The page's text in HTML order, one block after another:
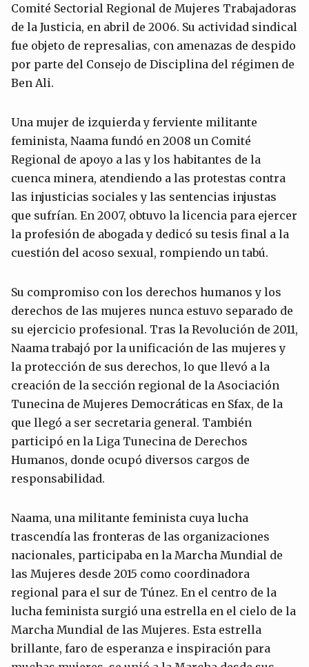
Comité Sectorial Regional de Mujeres Trabajadoras
de la Justicia, en abril de 2006. Su actividad sindical
fue objeto de represalias, con amenazas de despido
por parte del Consejo de Disciplina del régimen de
Ben Ali.
Una mujer de izquierda y ferviente militante
feminista, Naama fundó en 2008 un Comité
Regional de apoyo a las y los habitantes de la
cuenca minera, atendiendo a las protestas contra
las injusticias sociales y las sentencias injustas
que sufrían. En 2007, obtuvo la licencia para ejercer
la profesión de abogada y dedicó su tesis final a la
cuestión del acoso sexual, rompiendo un tabú.
Su compromiso con los derechos humanos y los
derechos de las mujeres nunca estuvo separado de
su ejercicio profesional. Tras la Revolución de 2011,
Naama trabajó por la unificación de las mujeres y
la protección de sus derechos, lo que llevó a la
creación de la sección regional de la Asociación
Tunecina de Mujeres Democráticas en Sfax, de la
que llegó a ser secretaria general. También
participó en la Liga Tunecina de Derechos
Humanos, donde ocupó diversos cargos de
responsabilidad.
Naama, una militante feminista cuya lucha
trascendía las fronteras de las organizaciones
nacionales, participaba en la Marcha Mundial de
las Mujeres desde 2015 como coordinadora
regional para el sur de Túnez. En el centro de la
lucha feminista surgió una estrella en el cielo de la
Marcha Mundial de las Mujeres. Esta estrella
brillante, faro de esperanza e inspiración para